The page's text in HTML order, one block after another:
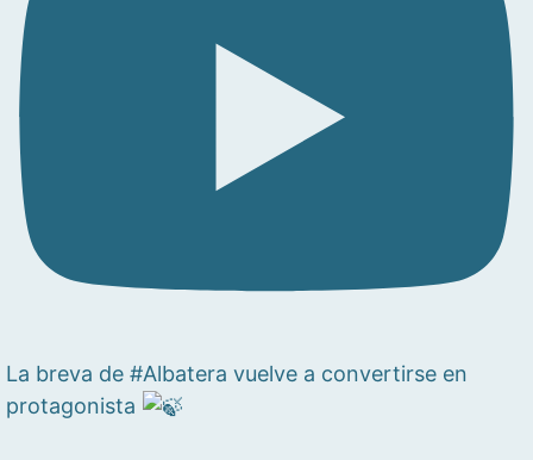
La breva de #Albatera vuelve a convertirse en
protagonista